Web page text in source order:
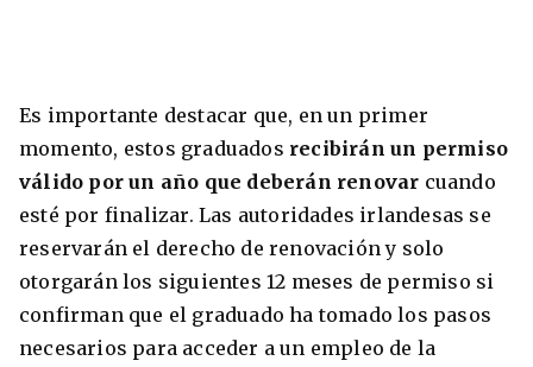
Es importante destacar que, en un primer
momento, estos graduados recibirán un permiso
válido por un año que deberán renovar cuando
esté por finalizar. Las autoridades irlandesas se
reservarán el derecho de renovación y solo
otorgarán los siguientes 12 meses de permiso si
confirman que el graduado ha tomado los pasos
necesarios para acceder a un empleo de la